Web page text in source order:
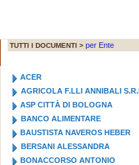
TUTTI I DOCUMENTI > per Ente
ACER
AGRICOLA F.LLI ANNIBALI
ASP CITTÀ DI BOLOGNA
BANCO ALIMENTARE
BAUSTISTA NAVEROS HEBER
BERSANI ALESSANDRA
BONACCORSO ANTONIO